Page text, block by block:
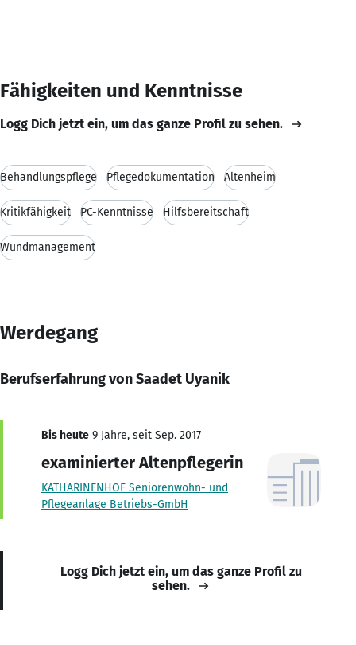
Fähigkeiten und Kenntnisse
Logg Dich jetzt ein, um das ganze Profil zu sehen.
Behandlungspflege Pflegedokumentation Altenheim
Kritikfähigkeit PC-Kenntnisse Hilfsbereitschaft
Wundmanagement
Werdegang
Berufserfahrung von Saadet Uyanik
Bis heute 9 Jahre, seit Sep. 2017
examinierter Altenpflegerin
KATHARINENHOF Seniorenwohn- und
Pflegeanlage Betriebs-GmbH
Logg Dich jetzt ein, um das ganze Profil zu
sehen.